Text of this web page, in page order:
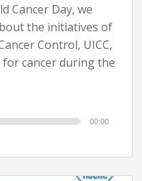
Cancer Day, we
the initiatives of
Control, UICC,
cancer during the
00:00